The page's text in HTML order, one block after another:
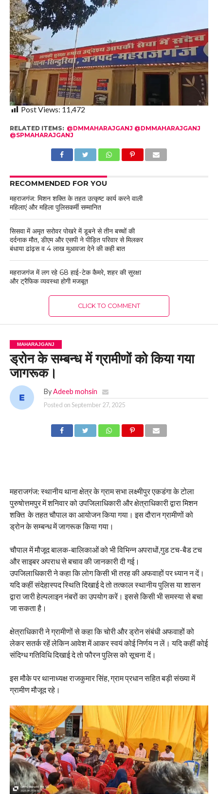
Post Views: 11,472
RELATED ITEMS: @DMMAHARAJGANJ @DMMAHARAJGANJ
@SPMAHARAJGANJ
RECOMMENDED FOR YOU
महराजगंज: मिशन शक्ति के तहत उत्कृष्ट कार्य करने वाली
महिलाएं और महिला पुलिसकर्मी सम्मानित
सिसवा में अमृत सरोवर पोखरे में डूबने से तीन बच्चों की
दर्दनाक मौत, डीएम और एसपी ने पीड़ित परिवार से मिलकर
बंधाया ढांढ़स व 4 लाख मुआवजा देने की कही बात
महराजगंज में लग रहे 68 हाई-टेक कैमरे, शहर की सुरक्षा
और ट्रैफिक व्यवस्था होगी मजबूत
CLICK TO COMMENT
MAHARAJGANJ
ड्रोन के सम्बन्ध में ग्रामीणों को किया गया
जागरूक।
By Adeeb mohsin
Posted onSeptember 27, 2025
महराजगंज: स्थानीय थाना क्षेत्र के ग्राम सभा लक्ष्मीपुर एकडंगा के टोला
पुरुषोत्तमपुर में शनिवार को उपजिलाधिकारी और क्षेत्राधिकारी द्वारा मिशन
शक्ति के तहत चौपाल का आयोजन किया गया। इस दौरान ग्रामीणों को
ड्रोन के सम्बन्ध में जागरूक किया गया।
चौपाल में मौजूद बालक-बालिकाओं को भी विभिन्न अपराधों,गुड टच-बैड टच
और साइबर अपराध से बचाव की जानकारी दी गई।
उपजिलाधिकारी ने कहा कि लोग किसी भी तरह की अफवाहों पर ध्यान न दें।
यदि कहीं संदेहास्पद स्थिति दिखाई दे तो तत्काल स्थानीय पुलिस या शासन
द्वारा जारी हेल्पलाइन नंबरों का उपयोग करें। इससे किसी भी समस्या से बचा
जा सकता है।
क्षेत्राधिकारी ने ग्रामीणों से कहा कि चोरी और ड्रोन संबंधी अफवाहों को
लेकर सतर्क रहें लेकिन आवेश में आकर स्वयं कोई निर्णय न लें। यदि कहीं कोई
संदिग्ध गतिविधि दिखाई दे तो फौरन पुलिस को सूचना दें।
इस मौके पर थानाध्यक्ष राजकुमार सिंह, ग्राम प्रधान सहित बड़ी संख्या में
ग्रामीण मौजूद रहे।